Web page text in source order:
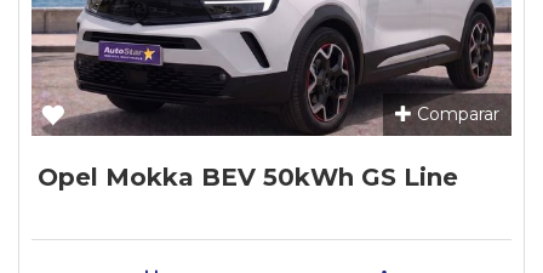
Comparar
Opel Mokka BEV 50kWh GS Line